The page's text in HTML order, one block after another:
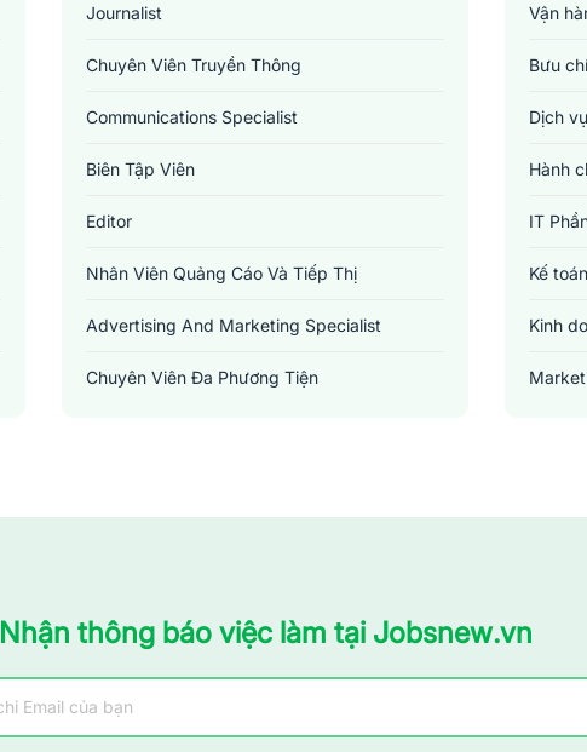
Journalist
Chuyên Viên Truyền Thông
Communications Specialist
Biên Tập Viên
Editor
Nhân Viên Quảng Cáo Và Tiếp Thị
Advertising And Marketing Specialist
Chuyên Viên Đa Phương Tiện
Vận
Bưu
Dịch
Hành
IT
Kế toán
Kinh
Nhận thông báo việc làm tại Jobsnew.vn